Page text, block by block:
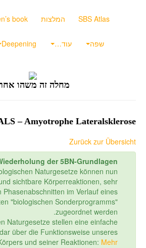
book המלצות SBS Atlas
Deepening עוד… שפה
מחלה זה משהו
– Amyotrophe Lateralsklerose
Zurück zur Übersicht
der 5BN-Grundlagen
Naturgesetze können nun
sichtbare Körperreaktionen, sehr
im Verlauf eines
"biologischen Sonderprogramms"
zugeordnet werden.
Naturgesetze stellen eine einfache
über die Funktionsweise unseres
und seiner Reaktionen: Mehr...